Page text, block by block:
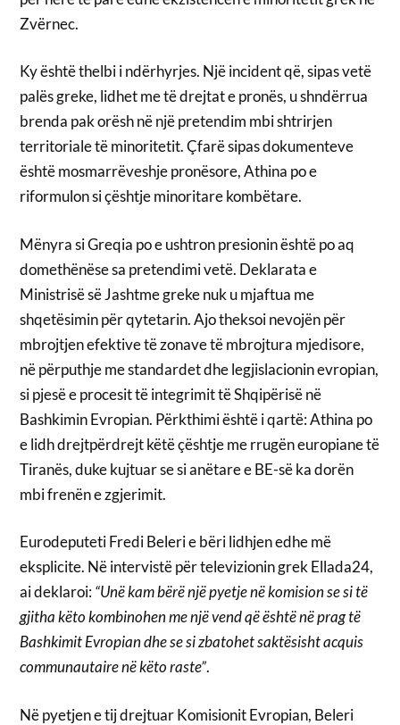
Zvërnec.
Ky është thelbi i ndërhyrjes. Një incident që, sipas vetë
palës greke, lidhet me të drejtat e pronës, u shndërrua
brenda pak orësh në një pretendim mbi shtrirjen
territoriale të minoritetit. Çfarë sipas dokumenteve
është mosmarrëveshje pronësore, Athina po e
riformulon si çështje minoritare kombëtare.
Mënyra si Greqia po e ushtron presionin është po aq
domethënëse sa pretendimi vetë. Deklarata e
Ministrisë së Jashtme greke nuk u mjaftua me
shqetësimin për qytetarin. Ajo theksoi nevojën për
mbrojtjen efektive të zonave të mbrojtura mjedisore,
në përputhje me standardet dhe legjislacionin evropian,
si pjesë e procesit të integrimit të Shqipërisë në
Bashkimin Evropian. Përkthimi është i qartë: Athina po
e lidh drejtpërdrejt këtë çështje me rrugën europiane të
Tiranës, duke kujtuar se si anëtare e BE-së ka dorën
mbi frenën e zgjerimit.
Eurodeputeti Fredi Beleri e bëri lidhjen edhe më
eksplicite. Në intervistë për televizionin grek Ellada24,
ai deklaroi:“Unë kam bërë një pyetje në komision se si të
gjitha këto kombinohen me një vend që është në prag të
Bashkimit Evropian dhe se si zbatohet saktësisht acquis
communautaire në këto raste”.
Në pyetjen e tij drejtuar Komisionit Evropian, Beleri